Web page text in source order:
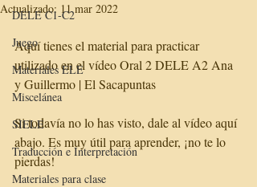
DELE C1-C2
Juego
Materiales ELE
Miscelánea
SIELE
Traducción e Interpretación
Materiales para clase
Actualizado: 11 mar 2022
Aquí tienes el material para practicar
utilizado en el vídeo Oral 2 DELE A2 Ana
y Guillermo | El Sacapuntas
Si todavía no lo has visto, dale al vídeo aquí
abajo. Es muy útil para aprender, ¡no te lo
pierdas!